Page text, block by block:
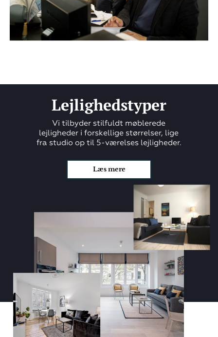
Lejlighedstyper
Vi tilbyder stilfuldt møblerede
lejligheder i forskellige størrelser, lige
fra studio op til 5-værelses lejligheder.
Læs mere